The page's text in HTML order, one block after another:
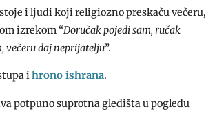
i ljudi koji religiozno preskaču večeru,
izrekom “Doručak pojedi sam, ručak
večeru daj neprijatelju”.
ihrono ishrana.
potpuno suprotna gledišta u pogledu